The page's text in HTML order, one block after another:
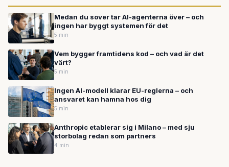
Medan du sover tar AI-agenterna över – och
ingen har byggt systemen för det
5 min
Vem bygger framtidens kod – och vad är det
värt?
5 min
Ingen AI-modell klarar EU-reglerna – och
ansvaret kan hamna hos dig
5 min
Anthropic etablerar sig i Milano – med sju
storbolag redan som partners
4 min